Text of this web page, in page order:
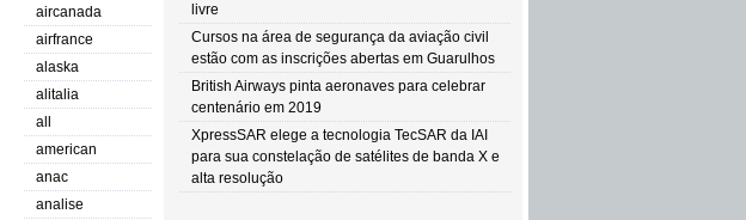
aircanada
airfrance
alaska
alitalia
all
american
anac
analise
livre
Cursos na área de segurança da aviação civil
estão com as inscrições abertas em Guarulhos
British Airways pinta aeronaves para celebrar
centenário em 2019
XpressSAR elege a tecnologia TecSAR da IAI
para sua constelação de satélites de banda X e
alta resolução